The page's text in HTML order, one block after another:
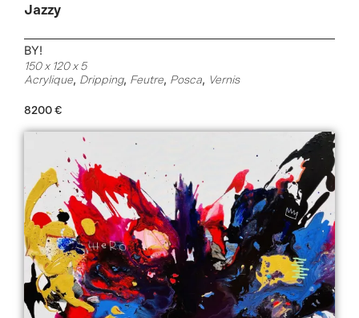
Jazzy
BY!
150 x 120 x 5
Acrylique, Dripping, Feutre, Posca, Vernis
8200€